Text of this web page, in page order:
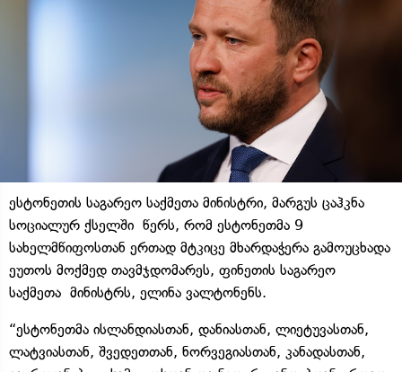
ესტონეთის საგარეო საქმეთა მინისტრი, მარგუს ცაჰკნა
სოციალურ ქსელში წერს, რომ ესტონეთმა 9
სახელმწიფოსთან ერთად მტკიცე მხარდაჭერა გამოუცხადა
ეუთოს მოქმედ თავმჯდომარეს, ფინეთის საგარეო
საქმეთა მინისტრს, ელინა ვალტონენს.
“ესტონეთმა ისლანდიასთან, დანიასთან, ლიეტუვასთან,
ლატვიასთან, შვედეთთან, ნორვეგიასთან, კანადასთან,